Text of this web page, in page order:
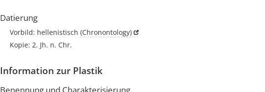
Datierung
Vorbild: hellenistisch (Chronontology)
Kopie: 2. Jh. n. Chr.
Information zur Plastik